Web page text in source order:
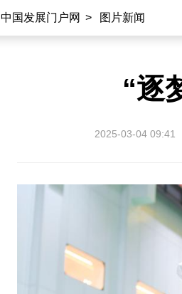
中国发展门户网 > 图片新闻
“逐
2025-03-04 09:41